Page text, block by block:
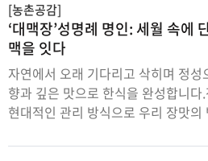
‘대맥장’성명례 명인: 세월 속에
맥을 잇다
자연에서 오래 기다리고 삭히며 정
향과 깊은 맛으로 한식을 완성합니
현대적인 관리 방식으로 우리 장맛
세월사방이높은산으로둘러싸인경
[농촌공감]